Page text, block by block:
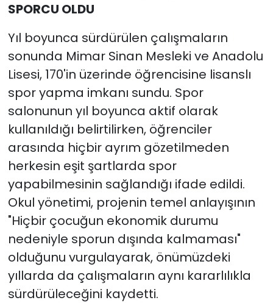
SPORCU OLDU
Yıl boyunca sürdürülen çalışmaların
sonunda Mimar Sinan Mesleki ve Anadolu
Lisesi, 170'in üzerinde öğrencisine lisanslı
spor yapma imkanı sundu. Spor
salonunun yıl boyunca aktif olarak
kullanıldığı belirtilirken, öğrenciler
arasında hiçbir ayrım gözetilmeden
herkesin eşit şartlarda spor
yapabilmesinin sağlandığı ifade edildi.
Okul yönetimi, projenin temel anlayışının
"Hiçbir çocuğun ekonomik durumu
nedeniyle sporun dışında kalmaması"
olduğunu vurgulayarak, önümüzdeki
yıllarda da çalışmaların aynı kararlılıkla
sürdürüleceğini kaydetti.